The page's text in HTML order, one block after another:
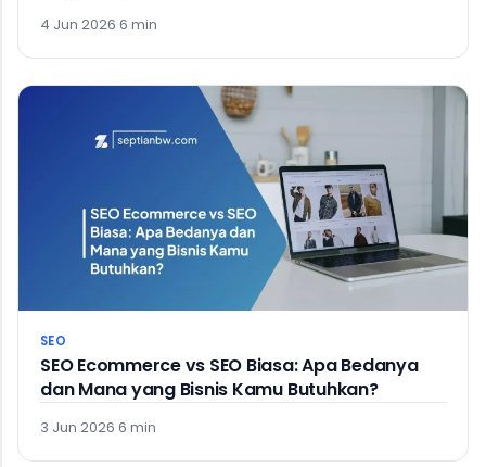
4 Jun 2026 6 min
SEO
SEO Ecommerce vs SEO Biasa: Apa Bedanya
dan Mana yang Bisnis Kamu Butuhkan?
3 Jun 2026 6 min